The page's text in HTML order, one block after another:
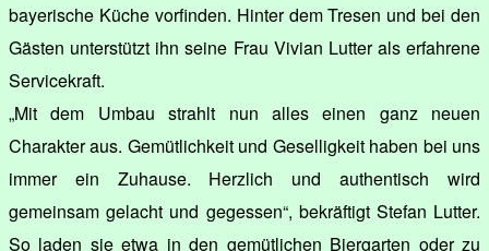
bayerische Küche vorfinden. Hinter dem Tresen und bei den
Gästen unterstützt ihn seine Frau Vivian Lutter als erfahrene
Servicekraft.
„Mit dem Umbau strahlt nun alles einen ganz neuen
Charakter aus. Gemütlichkeit und Geselligkeit haben bei uns
immer ein Zuhause. Herzlich und authentisch wird
gemeinsam gelacht und gegessen“, bekräftigt Stefan Lutter.
So laden sie etwa in den gemütlichen Biergarten oder zu